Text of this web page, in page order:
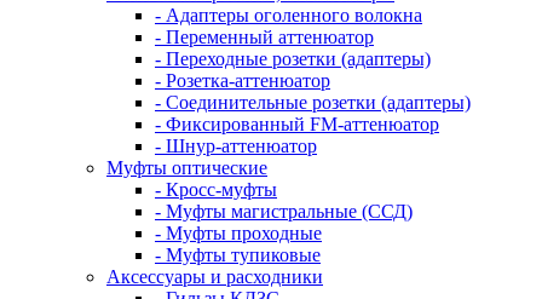
- Адаптеры оголенного волокна
- Переменный аттенюатор
- Переходные розетки (адаптеры)
- Розетка-аттенюатор
- Соединительные розетки (адаптеры)
- Фиксированный FM-аттенюатор
- Шнур-аттенюатор
Муфты оптические
- Кросс-муфты
- Муфты магистральные (ССД)
- Муфты проходные
- Муфты тупиковые
Аксессуары и расходники